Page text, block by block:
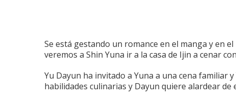
Se está gestando un romance en el manga y en
veremos a Shin Yuna ir a la casa de Ijin a cenar
Yu Dayun ha invitado a Yuna a una cena familiar
habilidades culinarias y Dayun quiere alardear de